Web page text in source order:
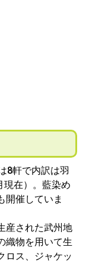
8軒で内訳は羽
現在）。藍染め
開催していま
産された武州地
織物を用いて生
ロス、ジャケッ